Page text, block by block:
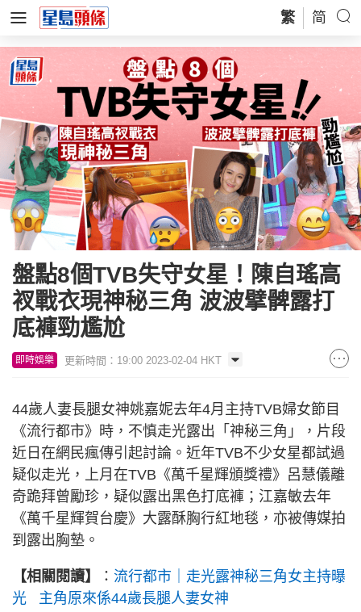
繁 简
盤點8個TVB失守女星！陳自瑤高
衩戰衣現神秘三角 波波擘髀露打
底褲勁尷尬
即時娛樂 更新時間：19:00 2023-02-04 HKT
44歲人妻長腿女神姚嘉妮去年4月主持TVB婦女節目
《流行都市》時，不慎走光露出「神秘三角」，片段
近日在網民瘋傳引起討論。近年TVB不少女星都試過
疑似走光，上月在TVB《萬千星輝頒獎禮》呂慧儀離
奇跪拜曾勵珍，疑似露出黑色打底褲；江嘉敏去年
《萬千星輝賀台慶》大露酥胸行紅地毯，亦被傳媒拍
到露出胸墊。
【相關閱讀】 ： 流行都市｜走光露神秘三角女主持曝
光 主角原來係44歲長腿人妻女神